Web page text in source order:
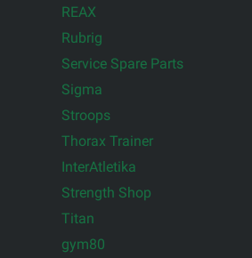
REAX
Rubrig
Service Spare Parts
Sigma
Stroops
Thorax Trainer
InterAtletika
Strength Shop
Titan
gym80